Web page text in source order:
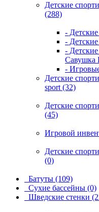
Детские
(288)
-
-
-
Савушка
-
Детские
sport (32)
Детские
(45)
Игровой
Детские
(0)
Батуты (109)
Сухие бассейны (0)
Шведские стенки